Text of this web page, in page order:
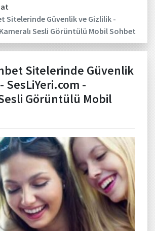
Sitelerinde Güvenlik ve Gizlilik -
Sesli Görüntülü Mobil Sohbet
Sitelerinde Güvenlik
SesLiYeri.com -
Görüntülü Mobil